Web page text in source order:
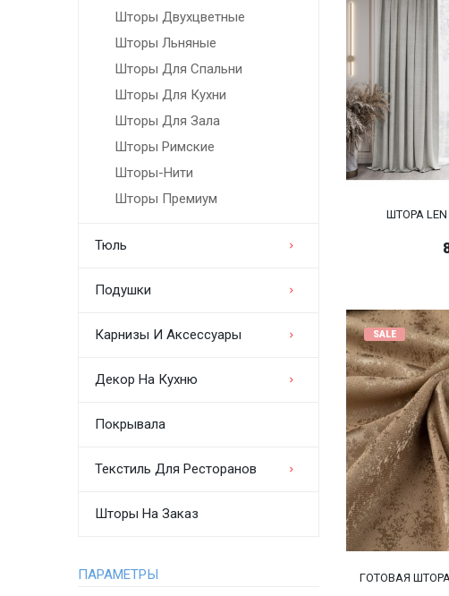
Шторы Двухцветные
Шторы Льняные
Шторы Для Спальни
Шторы Для Кухни
Шторы Для Зала
Шторы Римские
Шторы-Нити
Шторы Премиум
Тюль
Подушки
Карнизы И Аксессуары
Декор На Кухню
Покрывала
Текстиль Для Ресторанов
Шторы На Заказ
ПАРАМЕТРЫ
ШТОРА LEN
SALE
ГОТОВАЯ ШТОРА